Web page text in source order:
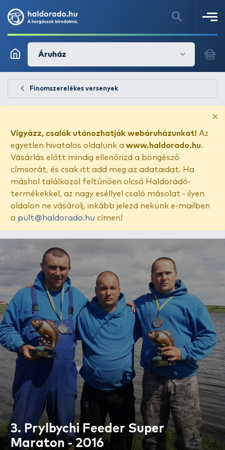
Áruház
Finomszerelékes versenyek
×
Vigyázz, csalók utánozhatják webáruházunkat! Az
egyetlen hivatalos oldalunk a www.haldorado.hu.
Vásárlás előtt mindig ellenőrizd a böngésző
címsorát, és csak itt add meg az adataidat. Ha
máshol találkozol feltűnően olcsó Haldorádó-
termékekkel, az nagy eséllyel csaló másolat - ilyen
oldalon ne vásárolj, inkább jelezd nekünk e-mailben
a pult@haldorado.hu címen!
3. Prylbychi Feeder Super
Maraton - 2016